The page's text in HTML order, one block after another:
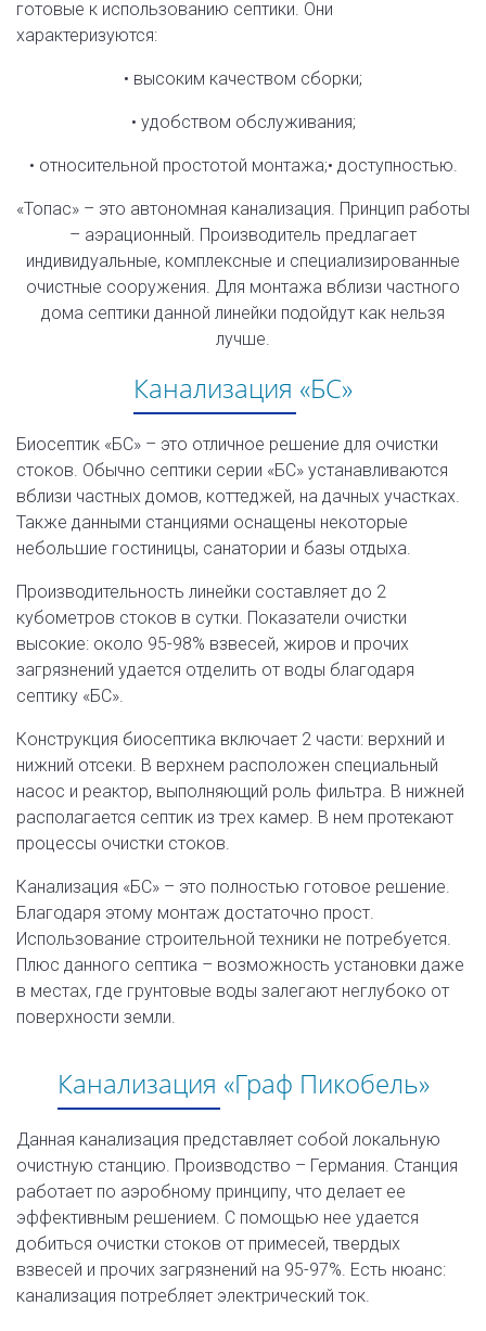
готовые к использованию септики. Они
характеризуются:
• высоким качеством сборки;
• удобством обслуживания;
• относительной простотой монтажа;• доступностью.
«Топас» – это автономная канализация. Принцип работы
– аэрационный. Производитель предлагает
индивидуальные, комплексные и специализированные
очистные сооружения. Для монтажа вблизи частного
дома септики данной линейки подойдут как нельзя
лучше.
Канализация «БС»
Биосептик «БС» – это отличное решение для очистки
стоков. Обычно септики серии «БС» устанавливаются
вблизи частных домов, коттеджей, на дачных участках.
Также данными станциями оснащены некоторые
небольшие гостиницы, санатории и базы отдыха.
Производительность линейки составляет до 2
кубометров стоков в сутки. Показатели очистки
высокие: около 95-98% взвесей, жиров и прочих
загрязнений удается отделить от воды благодаря
септику «БС».
Конструкция биосептика включает 2 части: верхний и
нижний отсеки. В верхнем расположен специальный
насос и реактор, выполняющий роль фильтра. В нижней
располагается септик из трех камер. В нем протекают
процессы очистки стоков.
Канализация «БС» – это полностью готовое решение.
Благодаря этому монтаж достаточно прост.
Использование строительной техники не потребуется.
Плюс данного септика – возможность установки даже
в местах, где грунтовые воды залегают неглубоко от
поверхности земли.
Канализация «Граф Пикобель»
Данная канализация представляет собой локальную
очистную станцию. Производство – Германия. Станция
работает по аэробному принципу, что делает ее
эффективным решением. С помощью нее удается
добиться очистки стоков от примесей, твердых
взвесей и прочих загрязнений на 95-97%. Есть нюанс:
канализация потребляет электрический ток.